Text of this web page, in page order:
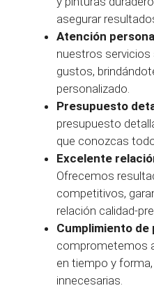
asegurar
Atención
nuestros
gustos,
personalizado.
Presupuesto
presupuesto
que conozcas
Excelente
Ofrecemos
competitivos,
relación calidad-
Cumplimiento de
comprometemos
en tiempo y
innecesarias.